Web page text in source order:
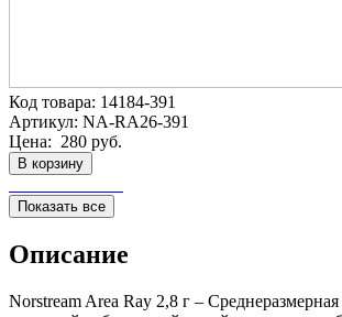
Код товара: 14184-391
Артикул: NA-RA26-391
Цена: 280 руб.
В корзину
Показать все
Описание
Norstream Area Ray 2,8 г –